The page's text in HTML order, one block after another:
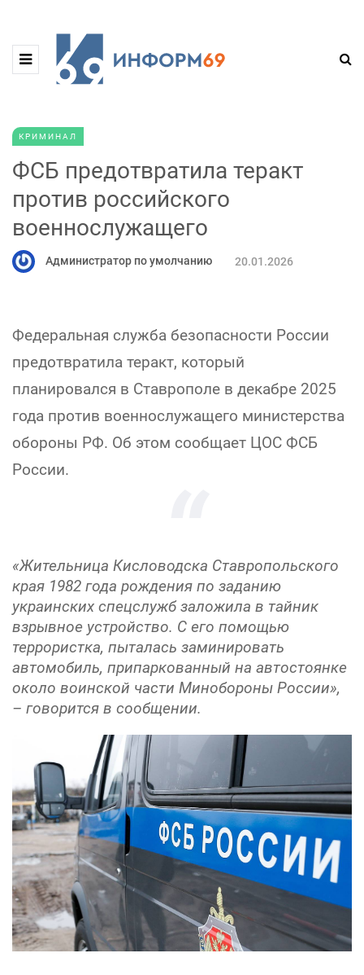
КРИМИНАЛ
ФСБ предотвратила теракт
против российского
военнослужащего
Администратор по умолчанию 20.01.2026
Федеральная служба безопасности России
предотвратила теракт, который
планировался в Ставрополе в декабре 2025
года против военнослужащего министерства
обороны РФ. Об этом сообщает ЦОС ФСБ
России.
«Жительница Кисловодска Ставропольского
края 1982 года рождения по заданию
украинских спецслужб заложила в тайник
взрывное устройство. С его помощью
террористка, пыталась заминировать
автомобиль, припаркованный на автостоянке
около воинской части Минобороны России»,
– говорится в сообщении.